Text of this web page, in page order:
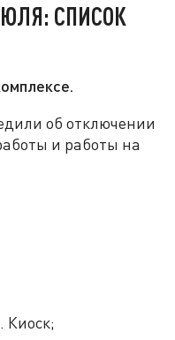
СПИСОК
об отключении
и работы на
Киоск;